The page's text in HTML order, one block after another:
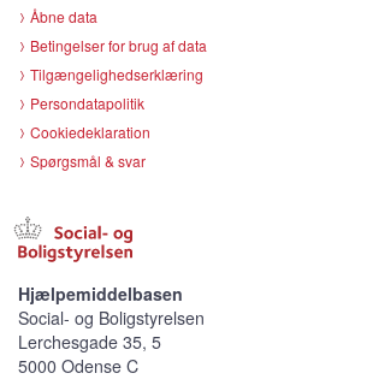
Åbne data
Betingelser for brug af data
Tilgængelighedserklæring
Persondatapolitik
Cookiedeklaration
Spørgsmål & svar
Hjælpemiddelbasen
Social- og Boligstyrelsen
Lerchesgade 35, 5
5000 Odense C